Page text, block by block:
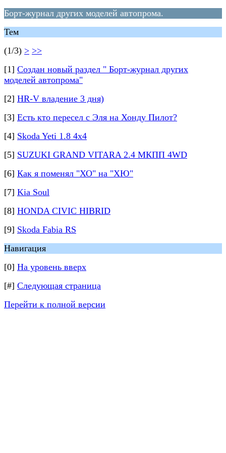
Борт-журнал других моделей автопрома.
Тем
(1/3) > >>
[1] Создан новый раздел " Борт-журнал других
моделей автопрома"
[2] HR-V владение 3 дня)
[3] Есть кто пересел с Эля на Хонду Пилот?
[4] Skoda Yeti 1.8 4x4
[5] SUZUKI GRAND VITARA 2.4 МКПП 4WD
[6] Как я поменял "ХО" на "ХЮ"
[7] Kia Soul
[8] HONDA CIVIC HIBRID
[9] Skoda Fabia RS
Навигация
[0] На уровень вверх
[#] Следующая страница
Перейти к полной версии